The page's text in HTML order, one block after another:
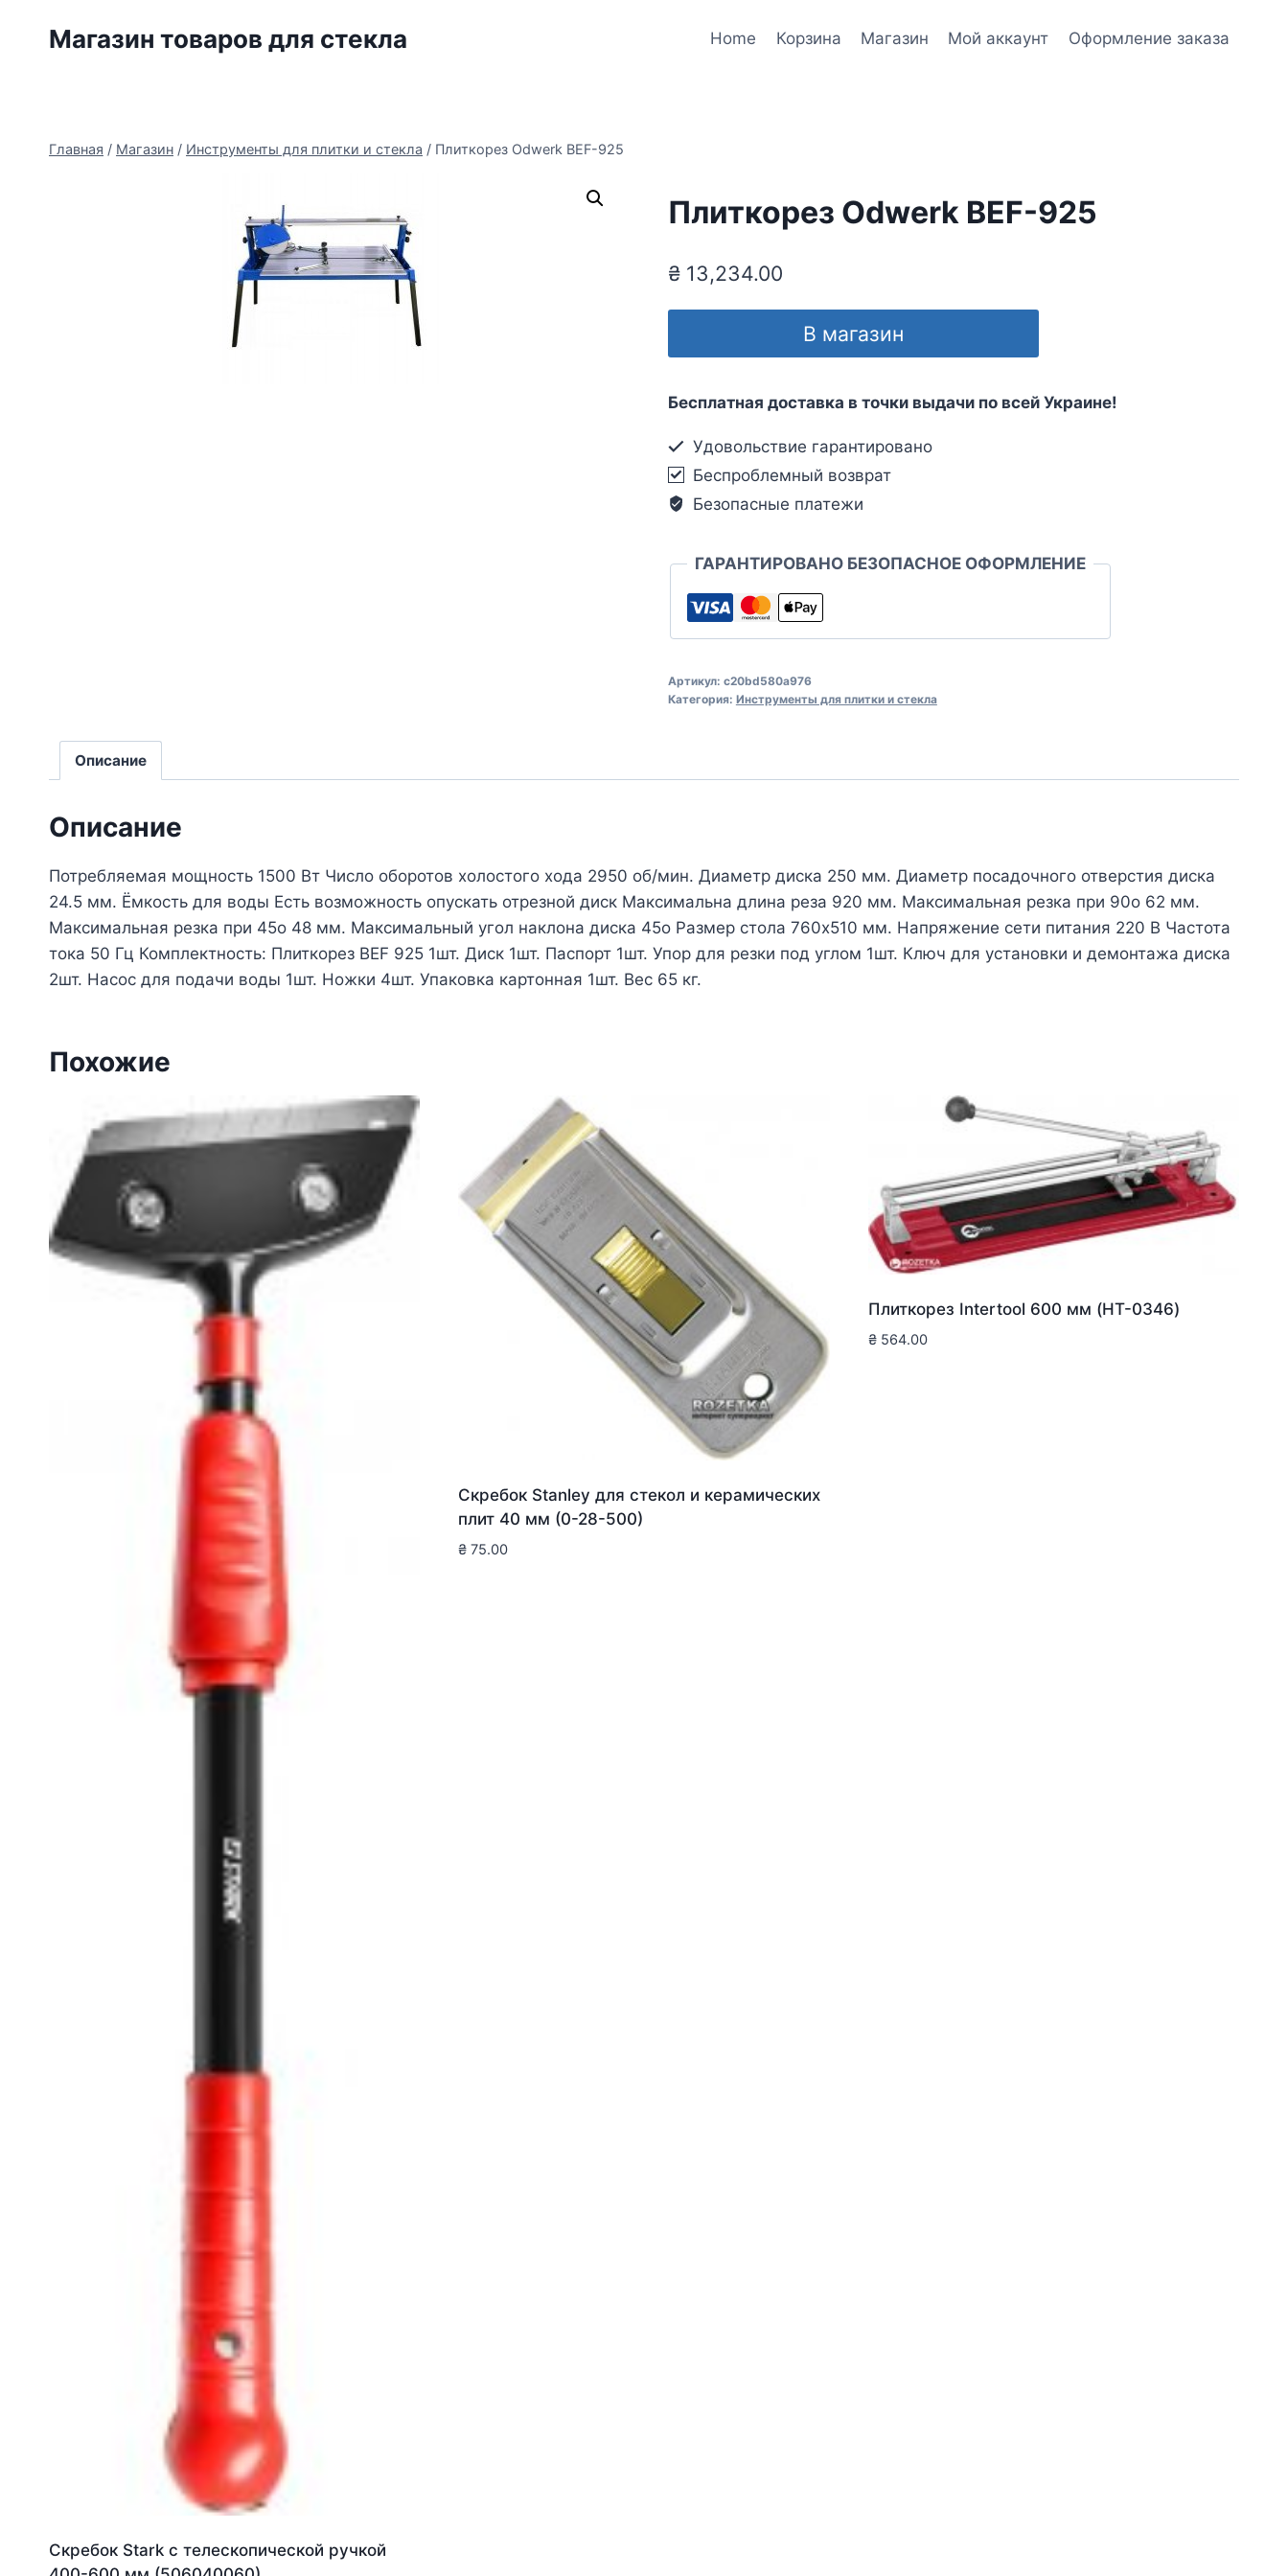
Магазин товаров для стекла Home Корзина Магазин Мой аккаунт Оформление заказа
Главная / Магазин / Инструменты для плитки и стекла / Плиткорез Odwerk BEF-925
Плиткорез Odwerk BEF-925
₴13,234.00
В магазин
Бесплатная доставка в точки выдачи по всей Украине!
Удовольствие гарантировано
Беспроблемный возврат
Безопасные платежи
ГАРАНТИРОВАНО БЕЗОПАСНОЕ ОФОРМЛЕНИЕ
Артикул: c20bd580a976
Категория: Инструменты для плитки и стекла
Описание
Описание
Потребляемая мощность 1500 Вт Число оборотов холостого хода 2950 об/мин. Диаметр диска 250 мм. Диаметр посадочного отверстия диска
24.5 мм. Ёмкость для воды Есть возможность опускать отрезной диск Максимальна длина реза 920 мм. Максимальная резка при 90о 62 мм.
Максимальная резка при 45о 48 мм. Максимальный угол наклона диска 45о Размер стола 760х510 мм. Напряжение сети питания 220 В Частота
тока 50 Гц Комплектность: Плиткорез BEF 925 1шт. Диск 1шт. Паспорт 1шт. Упор для резки под углом 1шт. Ключ для установки и демонтажа диска
2шт. Насос для подачи воды 1шт. Ножки 4шт. Упаковка картонная 1шт. Вес 65 кг.
Похожие
Скребок Stark с телескопической ручкой
Скребок Stanley для стекол и керамических
плит 40 мм (0-28-500)
₴ 75.00
Плиткорез Intertool 600 мм (HT-0346)
₴564.00